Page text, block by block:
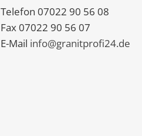
Telefon 07022 90 56 08
Fax 07022 90 56 07
E-Mail info@granitprofi24.de